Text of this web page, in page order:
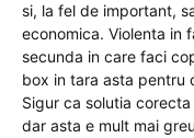
si, la fel de important,
economica. Violenta in
secunda in care faci
box in tara asta pentru
Sigur ca solutia
dar asta e mult mai